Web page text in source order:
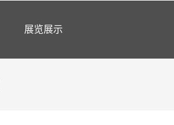
展览展示